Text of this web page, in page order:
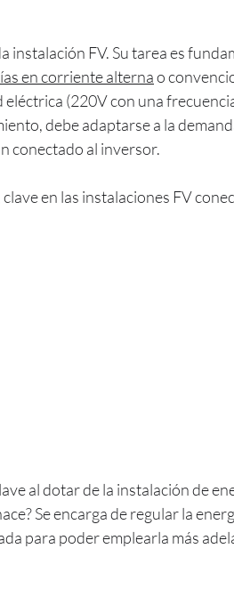
instalación FV. Su tarea es
en corriente alterna o
(220V con una
debe adaptarse a la
conectado al inversor.
en las instalaciones FV
al dotar de la instalación de
Se encarga de regular la
para poder emplearla más